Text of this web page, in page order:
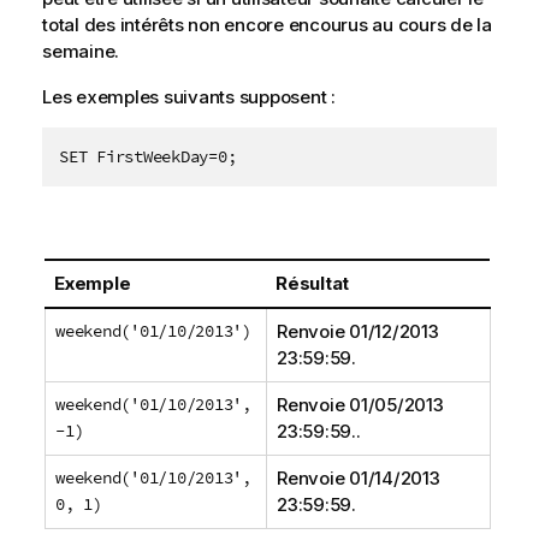
total des intérêts non encore encourus au cours de la
semaine.
Les exemples suivants supposent :
SET FirstWeekDay=0;
Exemple Résultat
weekend('01/10/2013') Renvoie 01/12/2013
23:59:59.
weekend('01/10/2013',
-1)
Renvoie 01/05/2013
23:59:59..
weekend('01/10/2013',
0, 1)
Renvoie 01/14/2013
23:59:59.